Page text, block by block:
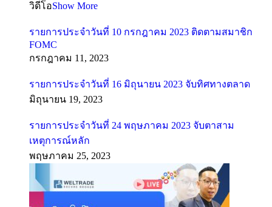
วิดีโอShow More
รายการประจำวันที่ 10 กรกฎาคม 2023 ติดตามสมาชิก
FOMC
กรกฎาคม 11, 2023
รายการประจำวันที่ 16 มิถุนายน 2023 จับทิศทางตลาด
มิถุนายน 19, 2023
รายการประจำวันที่ 24 พฤษภาคม 2023 จับตาสาม
เหตุการณ์หลัก
พฤษภาคม 25, 2023